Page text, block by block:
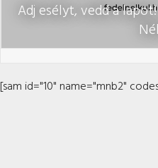
Adj esélyt, vedd a
[sam id="10" name="mnb2"